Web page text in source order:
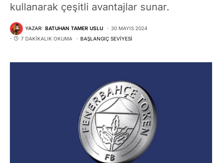
kullanarak çeşitli avantajlar sunar.
YAZAR: BATUHAN TAMER USLU
30 MAYIS 2024
7 DAKIKALIK OKUMA
BAŞLANGIÇ SEVIYESI